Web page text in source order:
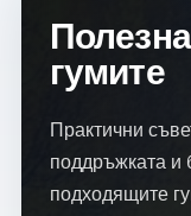
гумите
Практични
поддръжката и
подходящите